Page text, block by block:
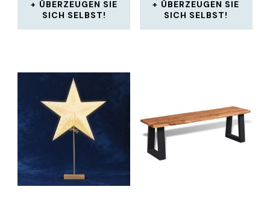
ÜBERZEUGEN SIE
SICH SELBST!
ÜBERZEUGEN SIE
SICH SELBST!